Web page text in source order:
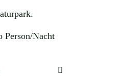
Person/Nacht